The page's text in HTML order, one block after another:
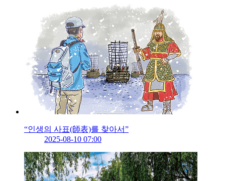
“인생의 사표(師表)를 찾아서”
2025-08-10 07:00